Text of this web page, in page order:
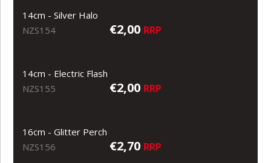
14cm - Silver Halo
NZS154
€2,00 RRP
14cm - Electric Flash
NZS155
€2,00 RRP
16cm - Glitter Perch
NZS156
€2,70 RRP